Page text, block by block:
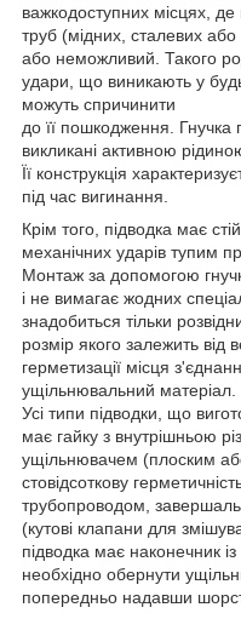
важкодоступних місцях,
труб (мідних, сталевих
або неможливий. Такого
удари, що виникають у
можуть спричинити
до її пошкодження. Гнучка
викликані активною
Її конструкція
під час вигинання.
Крім того, підводка має
механічних ударів тупим
Монтаж за допомогою
і не вимагає жодних
знадобиться тільки
розмір якого залежить від
герметизації місця
ущільнювальний матеріал.
Усі типи підводки, що
має гайку з внутрішньою
ущільнювачем (плоским
стовідсоткову
трубопроводом,
(кутові клапани для
підводка має наконечник
необхідно обернути
попередньо надавши